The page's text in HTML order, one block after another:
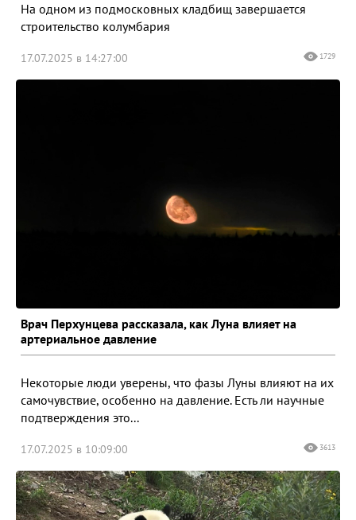
На одном из подмосковных кладбищ завершается
строительство колумбария
17.07.2025 в 14:27:00 1729
Врач Перхунцева рассказала, как Луна влияет на
артериальное давление
Некоторые люди уверены, что фазы Луны влияют на их
самочувствие, особенно на давление. Есть ли научные
подтверждения это...
17.07.2025 в 10:09:00 3613